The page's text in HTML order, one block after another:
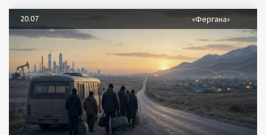
20.07 «Фергана»